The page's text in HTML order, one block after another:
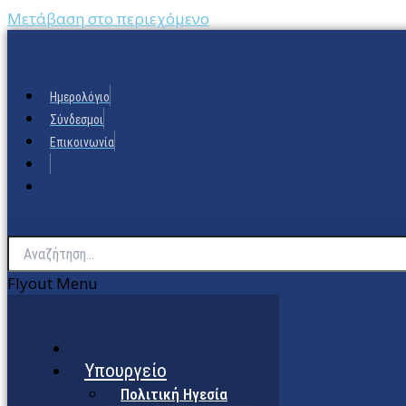
Μετάβαση στο περιεχόμενο
Ημερολόγιο
Σύνδεσμοι
Επικοινωνία
Flyout Menu
Υπουργείο
Πολιτική Ηγεσία